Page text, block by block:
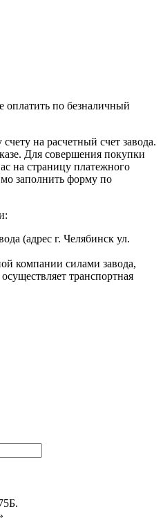
по безналичный
на расчетный счет завода.
Для совершения покупки
на страницу платежного
заполнить форму по
(адрес г. Челябинск ул.
компании силами завода,
транспортная